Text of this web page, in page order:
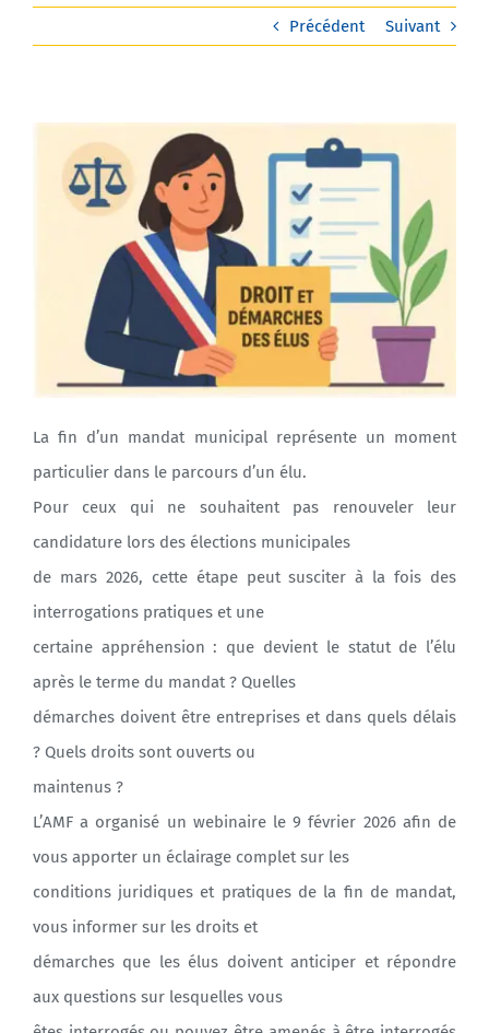
Précédent Suivant
La fin d’un mandat municipal représente un moment
particulier dans le parcours d’un élu.
Pour ceux qui ne souhaitent pas renouveler leur
candidature lors des élections municipales
de mars 2026, cette étape peut susciter à la fois des
interrogations pratiques et une
certaine appréhension : que devient le statut de l’élu
après le terme du mandat ? Quelles
démarches doivent être entreprises et dans quels délais
? Quels droits sont ouverts ou
maintenus ?
L’AMF a organisé un webinaire le 9 février 2026 afin de
vous apporter un éclairage complet sur les
conditions juridiques et pratiques de la fin de mandat,
vous informer sur les droits et
démarches que les élus doivent anticiper et répondre
aux questions sur lesquelles vous